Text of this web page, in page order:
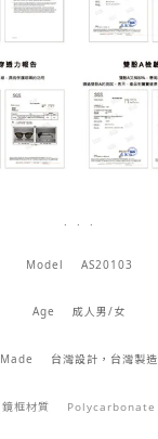
. . .
Model AS20103
Age 成人男/女
Made 台灣設計，台灣製造
鏡框材質 Polycarbonate